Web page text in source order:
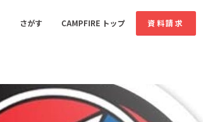
さがす CAMPFIRE トップ 資料請求
人気のコミュニティ 新着のコミュニティ